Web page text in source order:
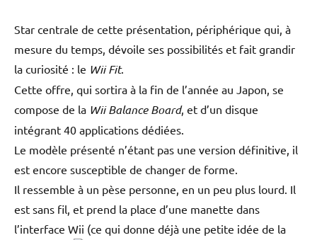
Star centrale de cette présentation, périphérique qui, à
mesure du temps, dévoile ses possibilités et fait grandir
la curiosité : le Wii Fit.
Cette offre, qui sortira à la fin de l’année au Japon, se
compose de la Wii Balance Board, et d’un disque
intégrant 40 applications dédiées.
Le modèle présenté n’étant pas une version définitive, il
est encore susceptible de changer de forme.
Il ressemble à un pèse personne, en un peu plus lourd. Il
est sans fil, et prend la place d’une manette dans
l’interface Wii (ce qui donne déjà une petite idée de la